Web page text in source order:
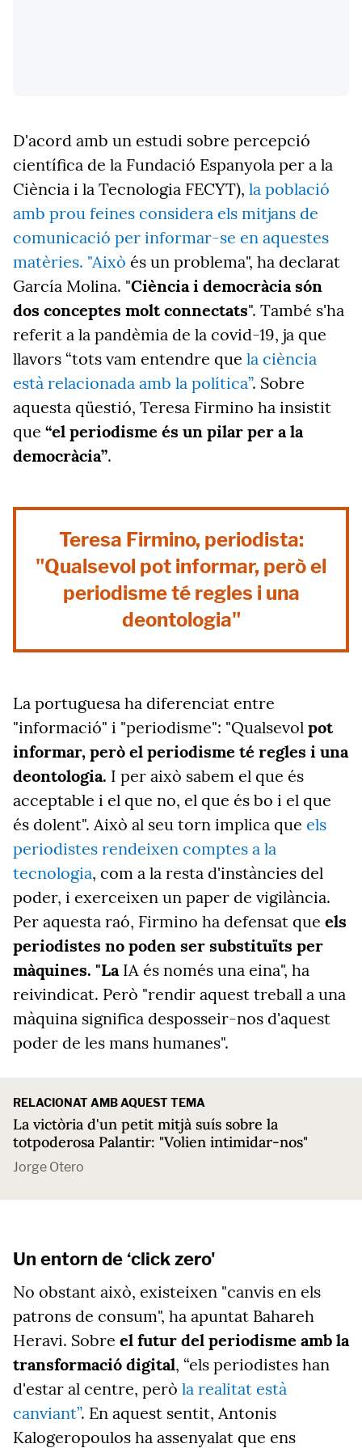
D'acord amb un estudi sobre percepció
científica de la Fundació Espanyola per a la
Ciència i la Tecnologia FECYT), la població
amb prou feines considera els mitjans de
comunicació per informar-se en aquestes
matèries. "Això és un problema", ha declarat
García Molina. "Ciència i democràcia són
dos conceptes molt connectats". També s'ha
referit a la pandèmia de la covid-19, ja que
llavors “tots vam entendre que la ciència
està relacionada amb la política”. Sobre
aquesta qüestió, Teresa Firmino ha insistit
que “el periodisme és un pilar per a la
democràcia”.
Teresa Firmino, periodista:
"Qualsevol pot informar, però el
periodisme té regles i una
deontologia"
La portuguesa ha diferenciat entre
"informació" i "periodisme": "Qualsevol pot
informar, però el periodisme té regles i una
deontologia. I per això sabem el que és
acceptable i el que no, el que és bo i el que
és dolent". Això al seu torn implica que els
periodistes rendeixen comptes a la
tecnologia, com a la resta d'instàncies del
poder, i exerceixen un paper de vigilància.
Per aquesta raó, Firmino ha defensat que els
periodistes no poden ser substituïts per
màquines. "LaIA és només una eina", ha
reivindicat. Però "rendir aquest treball a una
màquina significa desposseir-nos d'aquest
poder de les mans humanes".
RELACIONAT AMB AQUEST TEMA
La victòria d'un petit mitjà suís sobre la
totpoderosa Palantir: "Volien intimidar-nos"
Jorge Otero
Un entorn de ‘click zero'
No obstant això, existeixen "canvis en els
patrons de consum", ha apuntat Bahareh
Heravi. Sobre el futur del periodisme amb la
transformació digital, “els periodistes han
d'estar al centre, però la realitat està
canviant”. En aquest sentit, Antonis
Kalogeropoulos ha assenyalat que ens